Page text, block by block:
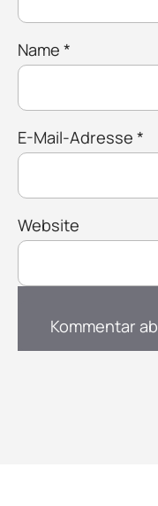
Name *
E-Mail-Adresse *
Website